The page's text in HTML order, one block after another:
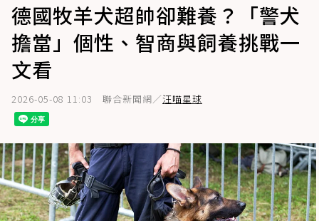
德國牧羊犬超帥卻難養？「警犬
擔當」個性、智商與飼養挑戰一
文看
2026-05-08 11:03 聯合新聞網／汪喵星球